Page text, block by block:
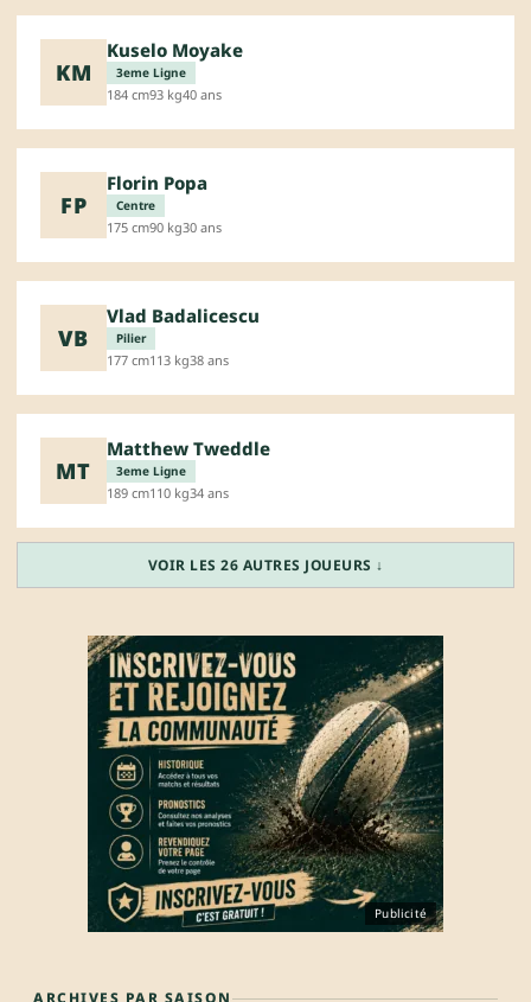
KM
Kuselo Moyake
3eme Ligne
184 cm93 kg40 ans
FP
Florin Popa
Centre
175 cm90 kg30 ans
VB
Vlad Badalicescu
Pilier
177 cm113 kg38 ans
MT
Matthew Tweddle
3eme Ligne
189 cm110 kg34 ans
VOIR LES 26 AUTRES JOUEURS ↓
Publicité
ARCHIVES PAR SAISON